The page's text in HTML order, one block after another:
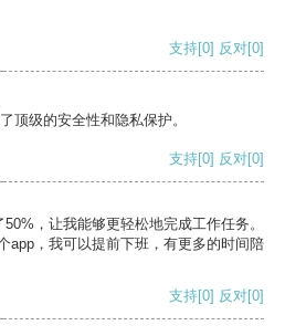
支持[0] 反对[0]
顶级的安全性和隐私保护。
支持[0] 反对[0]
，让我能够更轻松地完成工作任务。
app，我可以提前下班，有更多的时间陪
支持[0] 反对[0]